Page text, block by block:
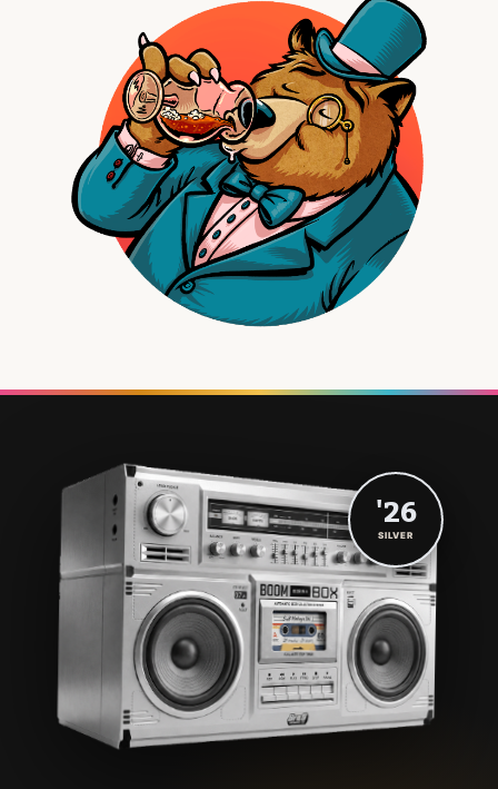
'26
SILVER